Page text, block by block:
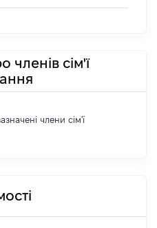
членів сім'ї
члени сім'ї